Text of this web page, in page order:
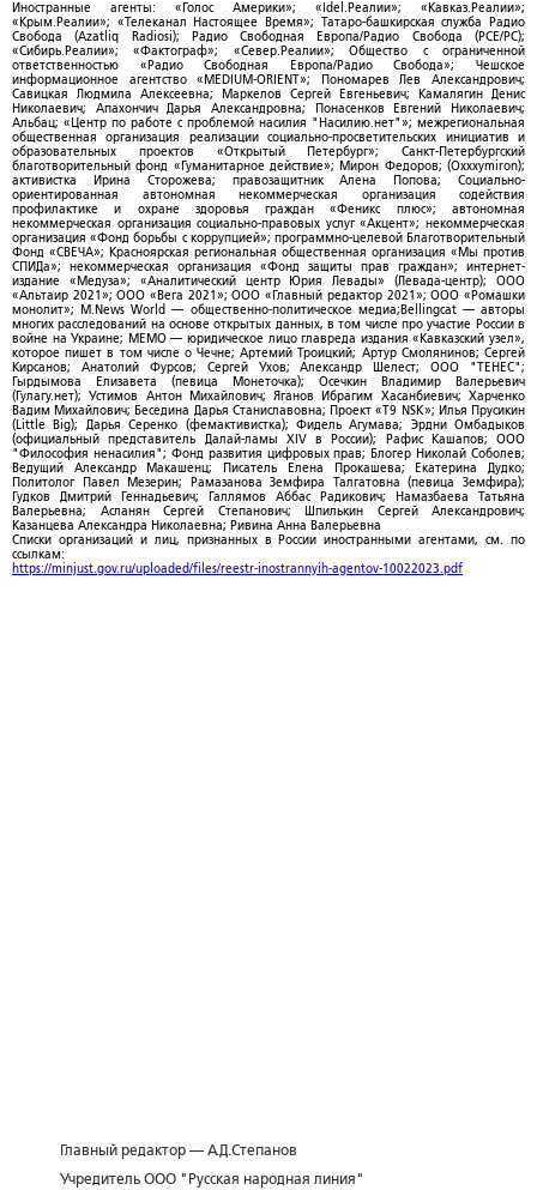
Иностранные агенты: «Голос Америки»; «Idel.Реалии»; «Кавказ.Реалии»;
«Крым.Реалии»; «Телеканал Настоящее Время»; Татаро-башкирская служба Радио
Свобода (Azatliq Radiosi); Радио Свободная Европа/Радио Свобода (PCE/PC);
«Сибирь.Реалии»; «Фактограф»; «Север.Реалии»; Общество с ограниченной
ответственностью «Радио Свободная Европа/Радио Свобода»; Чешское
информационное агентство «MEDIUM-ORIENT»; Пономарев Лев Александрович;
Савицкая Людмила Алексеевна; Маркелов Сергей Евгеньевич; Камалягин Денис
Николаевич; Апахончич Дарья Александровна; Понасенков Евгений Николаевич;
Альбац; «Центр по работе с проблемой насилия "Насилию.нет"»; межрегиональная
общественная организация реализации социально-просветительских инициатив и
образовательных проектов «Открытый Петербург»; Санкт-Петербургский
благотворительный фонд «Гуманитарное действие»; Мирон Федоров; (Oxxxymiron);
активистка Ирина Сторожева; правозащитник Алена Попова; Социально-
ориентированная автономная некоммерческая организация содействия
профилактике и охране здоровья граждан «Феникс плюс»; автономная
некоммерческая организация социально-правовых услуг «Акцент»; некоммерческая
организация «Фонд борьбы с коррупцией»; программно-целевой Благотворительный
Фонд «СВЕЧА»; Красноярская региональная общественная организация «Мы против
СПИДа»; некоммерческая организация «Фонд защиты прав граждан»; интернет-
издание «Медуза»; «Аналитический центр Юрия Левады» (Левада-центр); ООО
«Альтаир 2021»; ООО «Вега 2021»; ООО «Главный редактор 2021»; ООО «Ромашки
монолит»; M.News World — общественно-политическое медиа;Bellingcat — авторы
многих расследований на основе открытых данных, в том числе про участие России в
войне на Украине; МЕМО — юридическое лицо главреда издания «Кавказский узел»,
которое пишет в том числе о Чечне; Артемий Троицкий; Артур Смолянинов; Сергей
Кирсанов; Анатолий Фурсов; Сергей Ухов; Александр Шелест; ООО "ТЕНЕС";
Гырдымова Елизавета (певица Монеточка); Осечкин Владимир Валерьевич
(Гулагу.нет); Устимов Антон Михайлович; Яганов Ибрагим Хасанбиевич; Харченко
Вадим Михайлович; Беседина Дарья Станиславовна; Проект «T9 NSK»; Илья Прусикин
(Little Big); Дарья Серенко (фемактивистка); Фидель Агумава; Эрдни Омбадыков
(официальный представитель Далай-ламы XIV в России); Рафис Кашапов; ООО
"Философия ненасилия"; Фонд развития цифровых прав; Блогер Николай Соболев;
Ведущий Александр Макашенц; Писатель Елена Прокашева; Екатерина Дудко;
Политолог Павел Мезерин; Рамазанова Земфира Талгатовна (певица Земфира);
Гудков Дмитрий Геннадьевич; Галлямов Аббас Радикович; Намазбаева Татьяна
Валерьевна; Асланян Сергей Степанович; Шпилькин Сергей Александрович;
Казанцева Александра Николаевна; Ривина Анна Валерьевна
Списки организаций и лиц, признанных в России иностранными агентами, см. по
ссылкам:
https://minjust.gov.ru/uploaded/files/reestr-inostrannyih-agentov-10022023.pdf
Главный редактор — А.Д.Степанов
Учредитель ООО "Русская народная линия"